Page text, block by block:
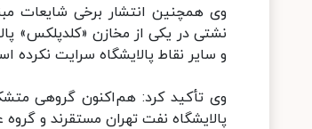
و سایر نقاط پالایشگاه سرایت نکرده
وی تأکید کرد: هم‌اکنون گروهی
پالایشگاه نفت تهران مستقرند و